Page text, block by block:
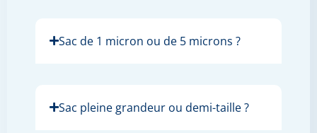
Sac de 1 micron ou de 5 microns ?
Sac pleine grandeur ou demi-taille ?